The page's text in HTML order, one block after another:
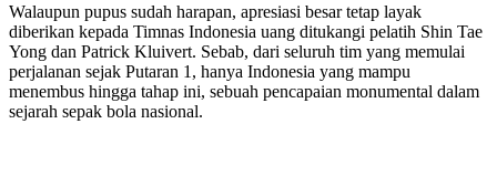
Walaupun pupus sudah harapan, apresiasi besar tetap layak
diberikan kepada Timnas Indonesia uang ditukangi pelatih Shin Tae
Yong dan Patrick Kluivert. Sebab, dari seluruh tim yang memulai
perjalanan sejak Putaran 1, hanya Indonesia yang mampu
menembus hingga tahap ini, sebuah pencapaian monumental dalam
sejarah sepak bola nasional.